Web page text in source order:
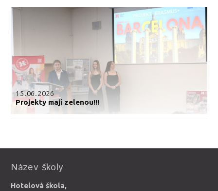
15.06.2026
Projekty mají zelenou!!!
Název školy
Hotelová škola,